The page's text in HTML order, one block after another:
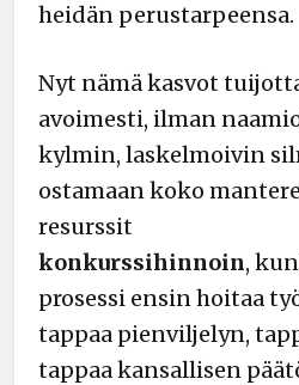
heidän perustarpeensa.
Nyt nämä kasvot
avoimesti, ilman
kylmin, laskelmoivin
ostamaan koko
resurssit
konkurssihinnoin,
prosessi ensin hoitaa
tappaa pienviljelyn,
tappaa kansallisen